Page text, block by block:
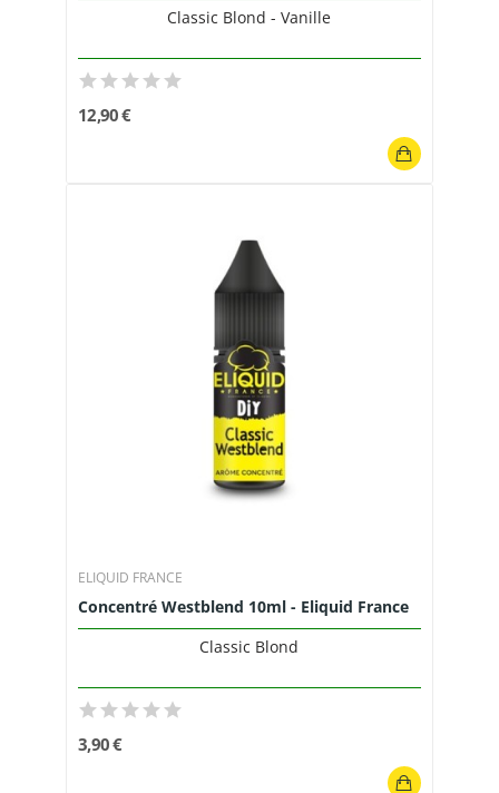
Classic Blond - Vanille
12,90 €
ELIQUID FRANCE
Concentré Westblend 10ml - Eliquid France
Classic Blond
3,90 €